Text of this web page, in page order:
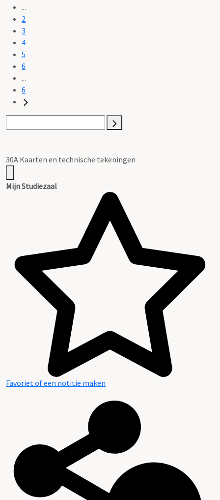
...
2
3
4
5
6
...
6
30A Kaarten en technische tekeningen
Mijn Studiezaal
Favoriet of een notitie maken